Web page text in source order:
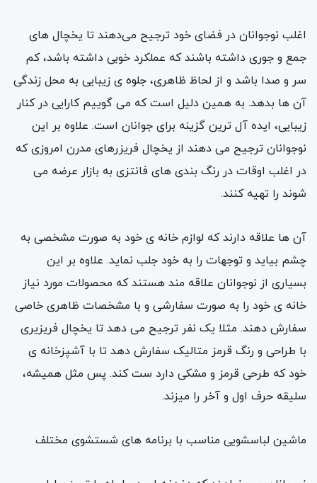
اغلب نوجوانان در فضای خود ترجیح می‌دهند تا یخچال های
جمع و جوری داشته باشند که عملکرد خوبی داشته باشد، کم
سر و صدا باشد و از لحاظ ظاهری، جلوه ی زیبایی به محل زندگی
آن ها بدهد. به همین دلیل است که می گوییم کارایی در کنار
زیبایی، ایده آل ترین گزینه برای جوانان است. علاوه بر این
نوجوانان ترجیح می دهند از یخچال فریزرهای مدرن امروزی که
در اغلب اوقات در رنگ بندی های فانتزی به بازار عرضه می
شوند را تهیه کنند.
آن ها علاقه دارند که لوازم خانه ی خود به صورت مشخصی به
چشم بیاید و توجهات را به خود جلب نماید. علاوه بر این
بسیاری از نوجوانان علاقه مند هستند که محصولات مورد نیاز
خانه ی خود را به صورت سفارشی و با مشخصات ظاهری خاصی
سفارش دهند. مثلا یک نفر ترجیح می دهد تا یخچال فریزیری
با طراحی و رنگ قرمز متالیک سفارش دهد تا با آشپزخانه ی
خود که طرحی قرمز و مشکی دارد ست کند. پس مثل همیشه،
سلیقه حرف اول و آخر را میزند.
ماشین لباسشویی مناسب با برنامه های شستشوی مختلف